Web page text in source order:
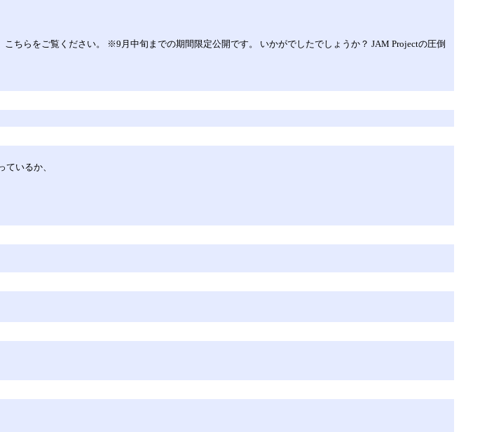
ちらをご覧ください。 ※9月中旬までの期間限定公開です。 いかがでしたでしょうか？ JAM Projectの圧倒
いるか、